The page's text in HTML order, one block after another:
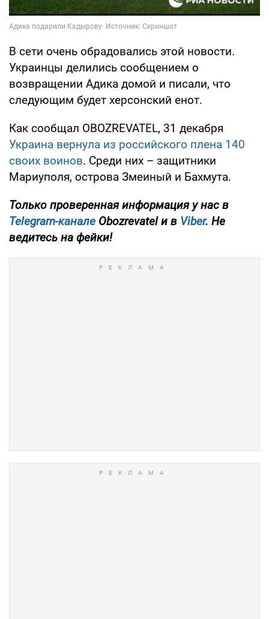
В сети очень обрадовались этой новости.
Украинцы делились сообщением о
возвращении Адика домой и писали, что
следующим будет херсонский енот.
Как сообщал OBOZREVATEL, 31 декабря
Украина вернула из российского плена 140
своих воинов. Среди них – защитники
Мариуполя, острова Змеиный и Бахмута.
Только проверенная информация у нас в
Telegram-канале Obozrevatel и в Viber. Не
ведитесь на фейки!